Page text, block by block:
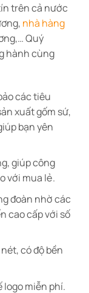
trên cả nước
nhà hàng
Quý
hành cùng
các tiêu
xuất gốm sứ,
bạn yên
giúp công
với mua lẻ.
đoàn nhờ các
cao cấp với số
có độ bền
logo miễn phí.